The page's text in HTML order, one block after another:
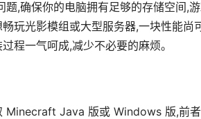
,确保你的电脑拥有足够的存储空间,
玩光影模组或大型服务器,一块性能尚
程一气呵成,减少不必要的麻烦。
Minecraft Java 版或 Windows 版,前